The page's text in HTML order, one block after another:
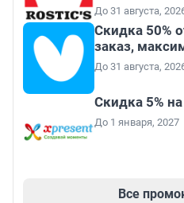
До 31 августа,
Скидка 50%
заказ,
До 31 августа,
Скидка 5%
До 1 января, 2027
Все